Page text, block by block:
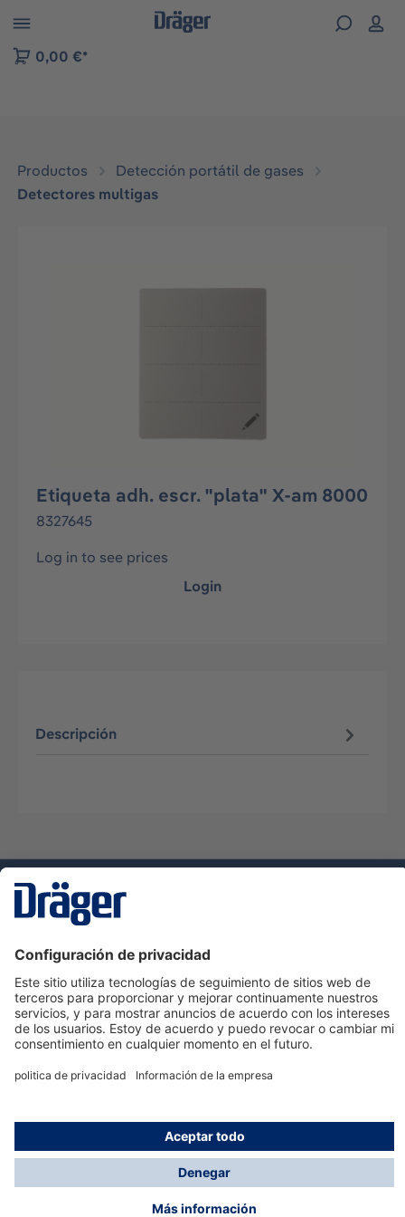
to B2B platform navigation
0,00 €*
Productos
Detección portátil de gases
Detectores multigas
Etiqueta adh. escr. "plata" X-am 8000
8327645
Log in to see prices
Login
Descripción
Servicio de atención al cliente de Dräger
Ayuda
Información
© Dräger Hispania S.A.U., 2024
*Todos los precios no incluyen IVA y posibles gastos
de envío, salvo que indique lo contrario